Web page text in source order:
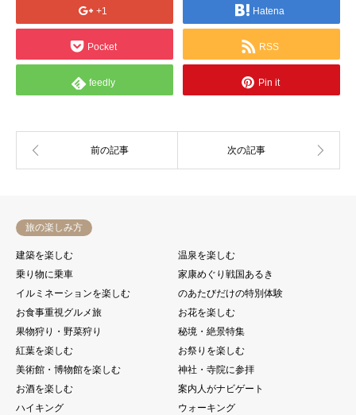
+1 Hatena
Pocket RSS
feedly Pin it
旅の楽しみ方
建築を楽しむ
温泉を楽しむ
乗り物に乗車
家康めぐり戦国あるき
イルミネーションを楽しむ
のあたびだけの特別体験
お食事重視グルメ旅
お花を楽しむ
果物狩り・野菜狩り
秘境・絶景特集
紅葉を楽しむ
お祭りを楽しむ
美術館・博物館を楽しむ
神社・寺院に参拝
お酒を楽しむ
案内人がナビゲート
ハイキング
ウォーキング